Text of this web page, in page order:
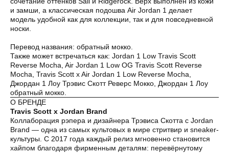
и замши, а классическая подошва Air Jordan 1 делает
модель удобной как для коллекции, так и для повседневной
носки.
Перевод названия: обратный мокко.
Также может встречаться как: Jordan 1 Low Travis Scott
Reverse Mocha, Air Jordan 1 Low OG Travis Scott Reverse
Mocha, Travis Scott x Air Jordan 1 Low Reverse Mocha,
Джордан 1 Лоу Трэвис Скотт Реверс Мокко, Джордан 1 Лоу
обратный мокко.
О БРЕНДЕ
Travis Scott x Jordan Brand
Коллаборация рэпера и дизайнера Трэвиса Скотта с Jordan
Brand — одна из самых культовых в мире стритвир и sneaker-
культуры. С 2017 года каждый релиз мгновенно становится
хайпом благодаря фирменным деталям: перевёрнутому